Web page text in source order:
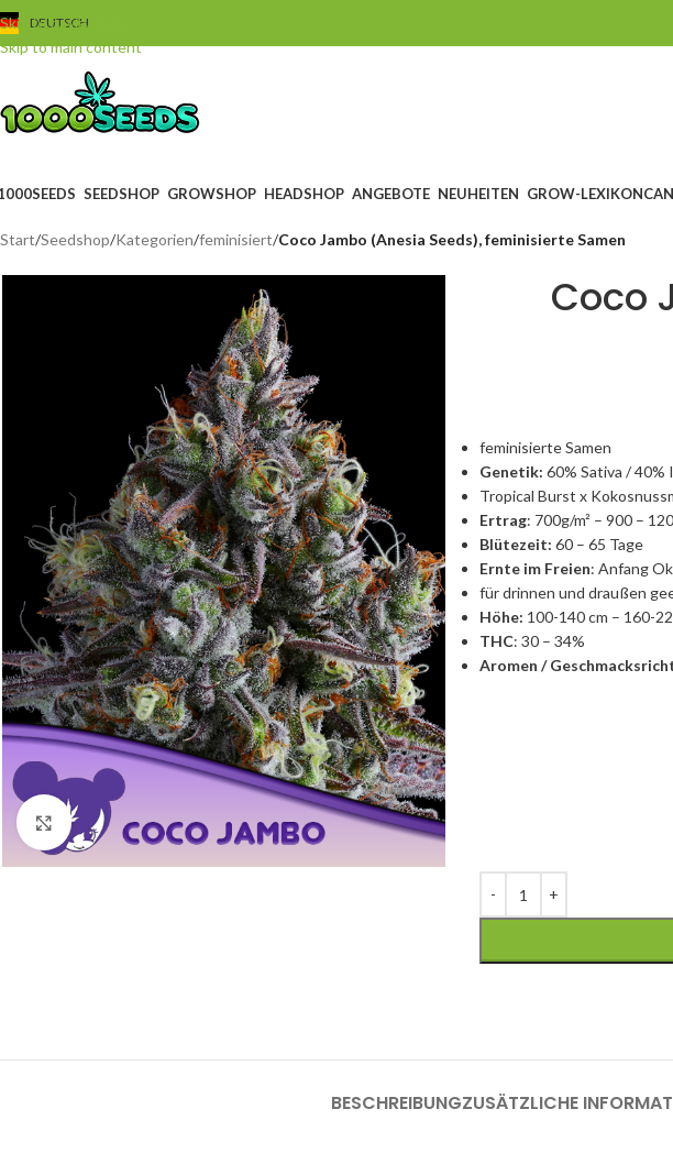
Skip to navigation
Skip to main content
DEUTSCH
SEEDSHOP GROWSHOP HEADSHOP ANGEBOTE NEUHEITEN GROW-LEXIKON
Start/Seedshop/Kategorien/feminisiert/Coco Jambo (Anesia Seeds), feminisierte Samen
Click to enlarge
Coco
feminisierte Samen
Genetik:60% Sativa / 40%
Tropical Burst x
Ertrag: 700g/m² – 900 –
Blütezeit: 60 – 65 Tage
Ernte im Freien: Anfang
für drinnen und draußen
Höhe: 100-140 cm – 160-
THC: 30 – 34%
Aromen /
BESCHREIBUNGZUSÄTZLICHE